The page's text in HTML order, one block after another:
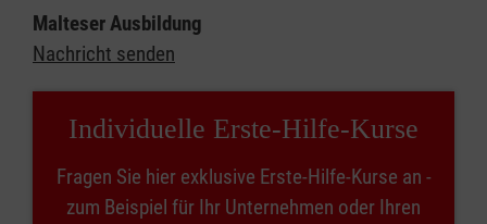
Malteser Ausbildung
Nachricht senden
Individuelle Erste-Hilfe-Kurse
Fragen Sie hier exklusive Erste-Hilfe-Kurse an -
zum Beispiel für Ihr Unternehmen oder Ihren